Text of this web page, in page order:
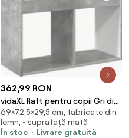
362,99 RON
vidaXL Raft pentru copii Gri din
beton 72,5 x 29,5 x 69 cm
69×72,5×29,5 cm, fabricate din
lemn, - suprafață mată
În stoc
Livrare gratuită